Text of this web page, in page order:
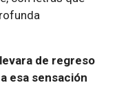
de regreso
esa sensación